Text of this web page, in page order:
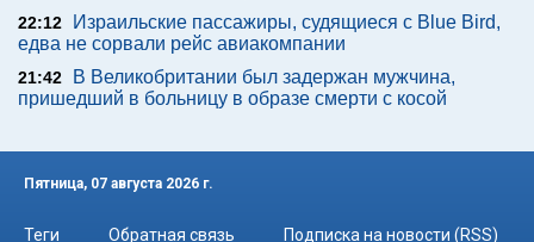
22:12
Израильские пассажиры, судящиеся с Blue Bird,
едва не сорвали рейс авиакомпании
21:42
В Великобритании был задержан мужчина,
пришедший в больницу в образе смерти с косой
Пятница, 07 августа 2026 г.
Теги Обратная связь Подписка на новости (RSS)